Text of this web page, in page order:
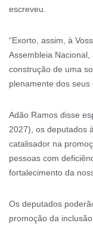
escreveu.
“Exorto, assim, à
Assembleia
construção de uma
plenamente dos seus
Adão Ramos disse
2027), os deputados
catalisador na
pessoas com
fortalecimento da
Os deputados
promoção da